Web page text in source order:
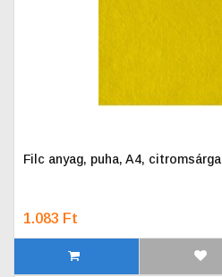
Filc anyag, puha, A4, citromsárga
1.083 Ft